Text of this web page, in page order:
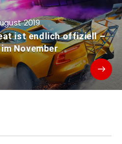
2019
ist endlich offiziell –
November